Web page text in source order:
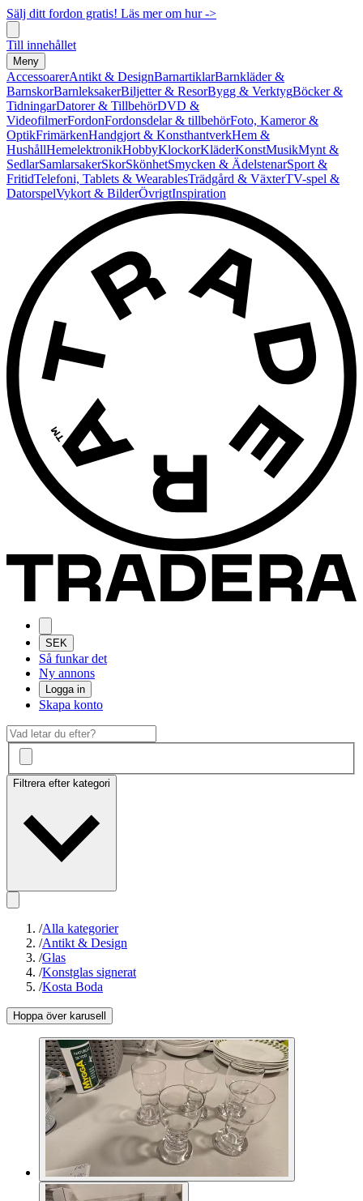
Sälj ditt fordon gratis! Läs mer om hur ->
Till innehållet
Meny
AccessoarerAntikt & DesignBarnartiklarBarnkläder &
BarnskorBarnleksakerBiljetter & ResorBygg & VerktygBöcker &
TidningarDatorer & TillbehörDVD &
VideofilmerFordonFordonsdelar & tillbehörFoto, Kameror &
OptikFrimärkenHandgjort & KonsthantverkHem &
HushållHemelektronikHobbyKlockorKläderKonstMusikMynt &
SedlarSamlarsakerSkorSkönhetSmycken & ÄdelstenarSport &
FritidTelefoni, Tablets & WearablesTrädgård & VäxterTV-spel &
DatorspelVykort & BilderÖvrigtInspiration
SEK
Så funkar det
Ny annons
Logga in
Skapa konto
Filtrera efter kategori
/Alla kategorier
/Antikt & Design
/Glas
/Konstglas signerat
/Kosta Boda
Hoppa över karusell